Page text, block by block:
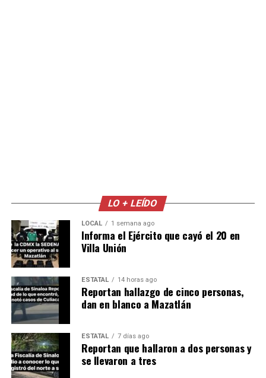
LO + LEÍDO
LOCAL 1 semana ago
Informa el Ejército que cayó el 20 en
Villa Unión
ESTATAL 14 horas ago
Reportan hallazgo de cinco personas,
dan en blanco a Mazatlán
ESTATAL 7 días ago
Reportan que hallaron a dos personas y
se llevaron a tres